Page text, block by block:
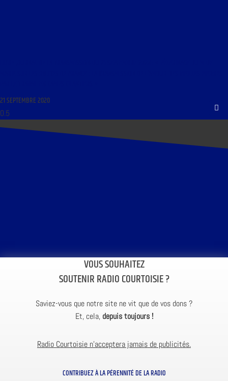
21 SEPTEMBRE 2020
VOUS SOUHAITEZ
SOUTENIR RADIO COURTOISIE ?
Saviez-vous que notre site ne vit que de vos dons ?
Et, cela, depuis toujours !
Radio Courtoisie n’acceptera jamais de publicités.
CONTRIBUEZ À LA PÉRENNITÉ DE LA RADIO